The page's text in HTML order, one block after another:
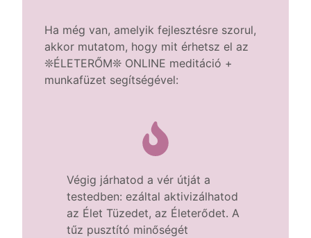
Ha még van, amelyik fejlesztésre szorul,
akkor mutatom, hogy mit érhetsz el az
❊ÉLETERŐM❊ ONLINE meditáció +
munkafüzet segítségével:
Végig járhatod a vér útját a
testedben: ezáltal aktivizálhatod
az Élet Tüzedet, az Életerődet. A
tűz pusztító minőségét